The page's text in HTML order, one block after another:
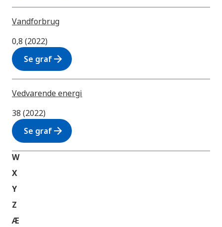
Vandforbrug
0,8 (2022)
Se grafarrow_forward
Vedvarende energi
38 (2022)
Se grafarrow_forward
W
X
Y
Z
Æ